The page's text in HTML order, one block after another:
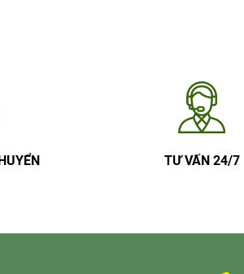
TƯ VẤN 24/7